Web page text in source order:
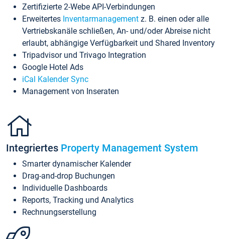
Zertifizierte 2-Webe API-Verbindungen
Erweitertes Inventarmanagement z. B. einen oder alle
Vertriebskanäle schließen, An- und/oder Abreise nicht
erlaubt, abhängige Verfügbarkeit und Shared Inventory
Tripadvisor und Trivago Integration
Google Hotel Ads
iCal Kalender Sync
Management von Inseraten
Integriertes Property Management System
Smarter dynamischer Kalender
Drag-and-drop Buchungen
Individuelle Dashboards
Reports, Tracking und Analytics
Rechnungserstellung